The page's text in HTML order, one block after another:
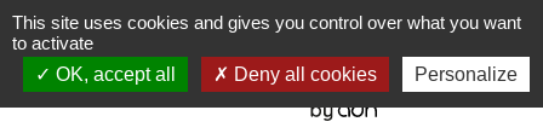
MENU
This site uses cookies and gives you control over what you want
to activate
OK, accept all
Deny all cookies Personalize